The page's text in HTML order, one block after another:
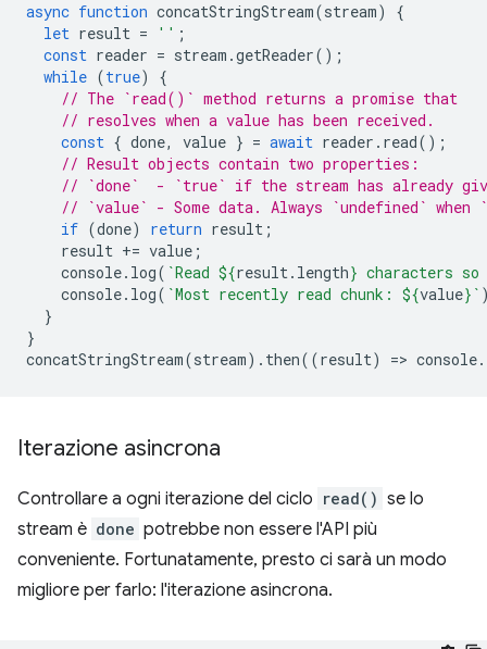
async function concatStringStream(stream)
{
let result = '' ;
const reader = stream .getReader();
while (true)
{
// The `read()` method returns a promise that
// resolves when a value has been received.
const { done, value } = await reader . read();
// Result objects contain two properties:
// `done`  - `true` if the stream has already
// `value` - Some data. Always `undefined`
if (done) return result ;
result += value ;
console. log( `Read ${result. length} characters
console. log( `Most recently read chunk: ${value} `
}
}
concatStringStream(stream). then((result) => console.
Iterazione asincrona
Controllare a ogni iterazione del ciclo read() se lo
stream è done potrebbe non essere l'API più
conveniente. Fortunatamente, presto ci sarà un modo
migliore per farlo: l'iterazione asincrona.